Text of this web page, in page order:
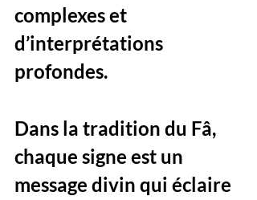
complexes et
d’interprétations
profondes.
Dans la tradition du Fâ,
chaque signe est un
message divin qui éclaire